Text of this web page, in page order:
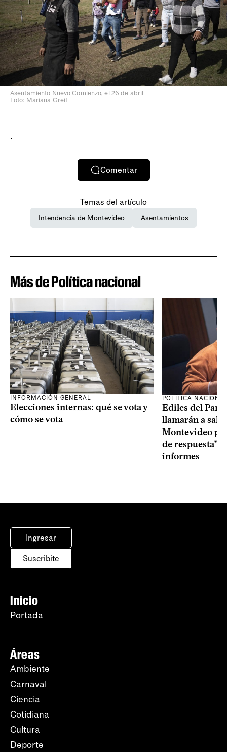
Asentamiento Nuevo Comienzo, el 26 de abril
Foto: Mariana Greif
.
Comentar
Temas del artículo
Intendencia de Montevideo Asentamientos
Más de Política nacional
INFORMACIÓN GENERAL
Elecciones internas: qué se vota y
cómo se vota
POLÍTICA
Ediles del
llamarán a sala
Montevideo
de respuesta”
informes
Ingresar
Suscribite
Inicio
Portada
Áreas
Ambiente
Carnaval
Ciencia
Cotidiana
Cultura
Deporte